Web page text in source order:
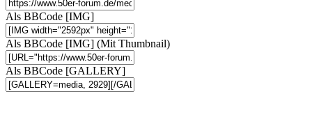
Als BBCode [IMG]
Als BBCode [IMG] (Mit Thumbnail)
Als BBCode [GALLERY]